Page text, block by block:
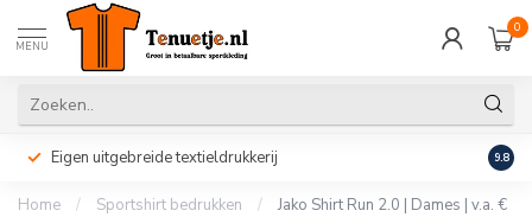
MENU
0
Eigen uitgebreide textieldrukkerij 9.8
Home / Sportshirt bedrukken /
Jako Shirt Run 2.0 | Dames | v.a. €